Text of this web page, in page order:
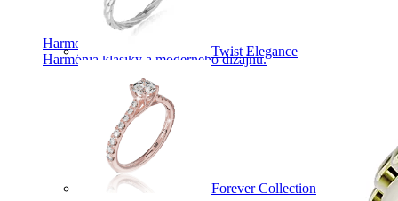
Harmony
Harmónia klasiky a moderného dizajnu.
Twist Elegance
Forever Collection